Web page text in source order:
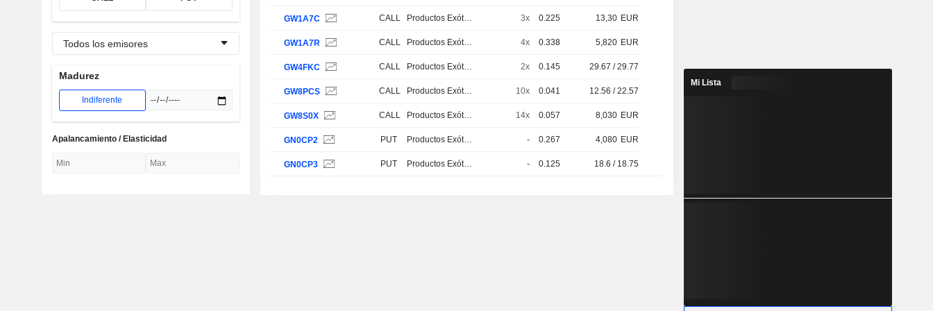
Todos los emisores
Madurez
Indiferente
Apalancamiento / Elasticidad
GW1A7C CALL Productos Exóticos 3x 0.225 13,30 EUR
GW1A7R CALL Productos Exóticos 4x 0.338 5,820 EUR
GW4FKC CALL Productos Exóticos 2x 0.145 29.67 / 29.77
GW8PCS CALL Productos Exóticos 10x 0.041 12.56 / 22.57
GW8S0X CALL Productos Exóticos 14x 0.057 8,030 EUR
GN0CP2 PUT Productos Exóticos - 0.267 4,080 EUR
GN0CP3 PUT Productos Exóticos - 0.125 18.6 / 18.75
Mi Lista